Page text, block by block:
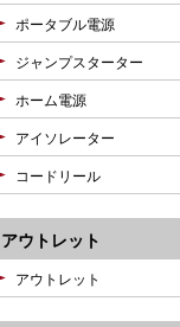
ポータブル電源
ジャンプスターター
ホーム電源
アイソレーター
コードリール
アウトレット
アウトレット